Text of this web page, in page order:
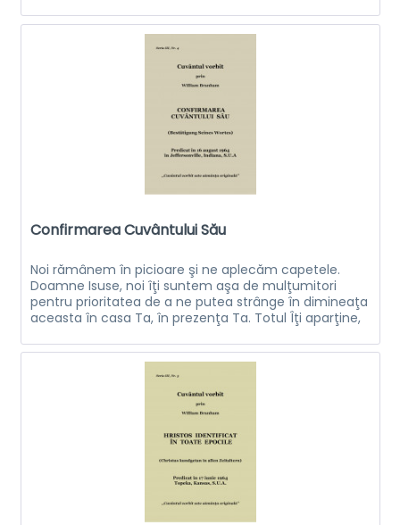
Confirmarea Cuvântului Său
Noi rămânem în picioare şi ne aplecăm capetele.
Doamne Isuse, noi îţi suntem aşa de mulţumitori
pentru prioritatea de a ne putea strânge în dimineaţa
aceasta în casa Ta, în prezenţa Ta. Totul Îţi aparţine,